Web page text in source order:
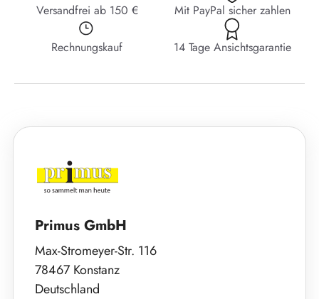
Versandfrei ab 150 € Mit PayPal sicher zahlen
Rechnungskauf 14 Tage Ansichtsgarantie
Primus GmbH
Max-Stromeyer-Str. 116
78467 Konstanz
Deutschland